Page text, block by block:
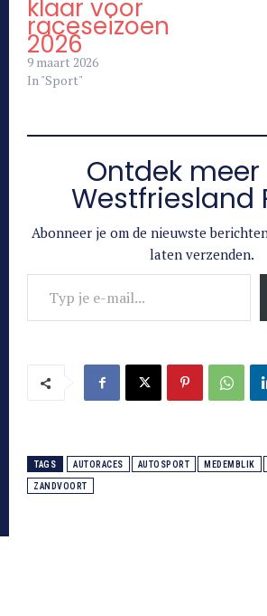
klaar voor
raceseizoen
2026
9 maart 2026
In "Sport"
Ontdek
Westfriesland
Abonneer je om de nieuwste
laten verzenden.
Typ je e-mail...
TAGS AUTORACES AUTOSPORT MEDEMBLIK
ZANDVOORT